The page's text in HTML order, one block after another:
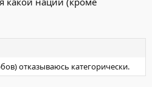
отказываюсь категорически.